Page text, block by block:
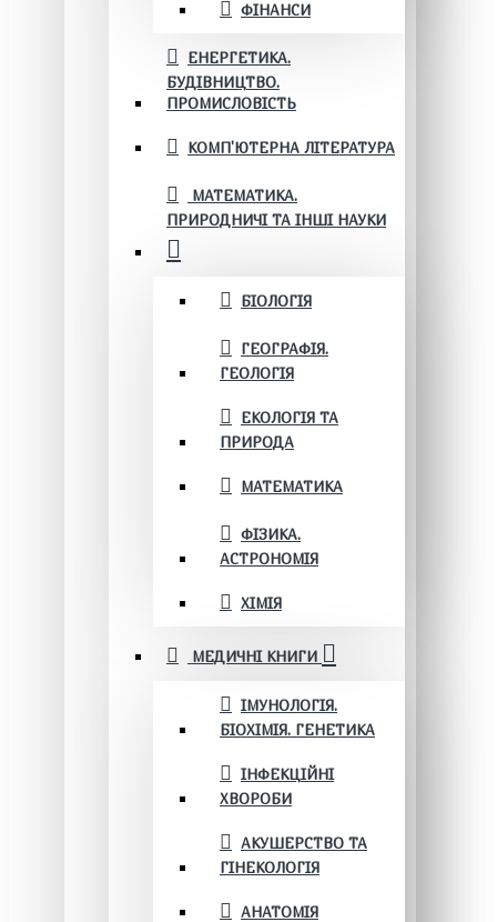
ФІНАНСИ
ЕНЕРГЕТИКА.
БУДІВНИЦТВО.
ПРОМИСЛОВІСТЬ
КОМП'ЮТЕРНА ЛІТЕРАТУРА
МАТЕМАТИКА.
ПРИРОДНИЧІ ТА ІНШІ НАУКИ
БІОЛОГІЯ
ГЕОГРАФІЯ.
ГЕОЛОГІЯ
ЕКОЛОГІЯ ТА
ПРИРОДА
МАТЕМАТИКА
ФІЗИКА.
АСТРОНОМІЯ
ХІМІЯ
МЕДИЧНІ КНИГИ
ІМУНОЛОГІЯ.
БІОХІМІЯ. ГЕНЕТИКА
ІНФЕКЦІЙНІ
ХВОРОБИ
АКУШЕРСТВО ТА
ГІНЕКОЛОГІЯ
АНАТОМІЯ